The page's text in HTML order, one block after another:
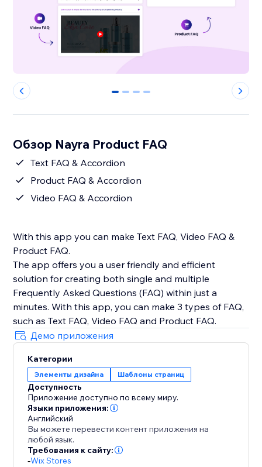
0 1 2 3
Обзор Nayra Product FAQ
Text FAQ & Accordion
Product FAQ & Accordion
Video FAQ & Accordion
With this app you can make Text FAQ, Video FAQ &
Product FAQ.
The app offers you a user friendly and efficient
solution for creating both single and multiple
Frequently Asked Questions (FAQ) within just a
minutes. With this app, you can make 3 types of FAQ,
such as Text FAQ, Video FAQ and Product FAQ.
Демо приложения
Категории
Элементы дизайна Шаблоны страниц
Доступность
Приложение доступно по всему миру.
Языки приложения:
Английский
Вы можете перевести контент приложения на
любой язык.
Требования к сайту:
-Wix Stores